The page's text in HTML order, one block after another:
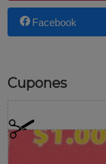
Facebook
Cupones